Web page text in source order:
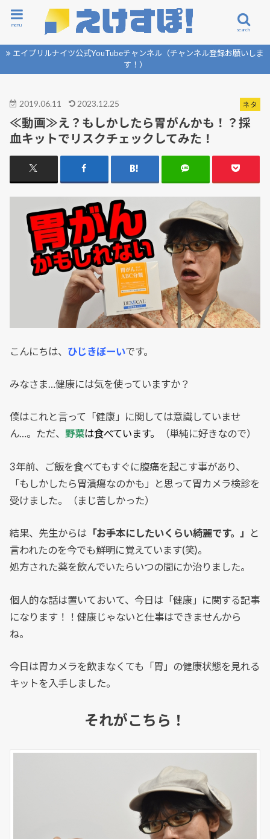
search
menu
エイプリルナイツ公式YouTubeチャンネル（チャンネル登録お願いしま
す！）
ネタ
2019.06.11 2023.12.25
≪動画≫え？もしかしたら胃がんかも！？採
血キットでリスクチェックしてみた！
こんにちは、 ひじきぼーいです。
みなさま…健康には気を使っていますか？
僕はこれと言って「健康」に関しては意識していませ
ん…。ただ、野菜は食べています。 （単純に好きなので）
3年前、ご飯を食べてもすぐに腹痛を起こす事があり、
「もしかしたら胃潰瘍なのかも」と思って胃カメラ検診を
受けました。（まじ苦しかった）
結果、先生からは 「お手本にしたいくらい綺麗です。」
と
言われたのを今でも鮮明に覚えています(笑)。
処方された薬を飲んでいたらいつの間にか治りました。
個人的な話は置いておいて、今日は「健康」に関する記事
になります！！健康じゃないと仕事はできませんから
ね。
今日は胃カメラを飲まなくても「胃」の健康状態を見れる
キットを入手しました。
それがこちら！